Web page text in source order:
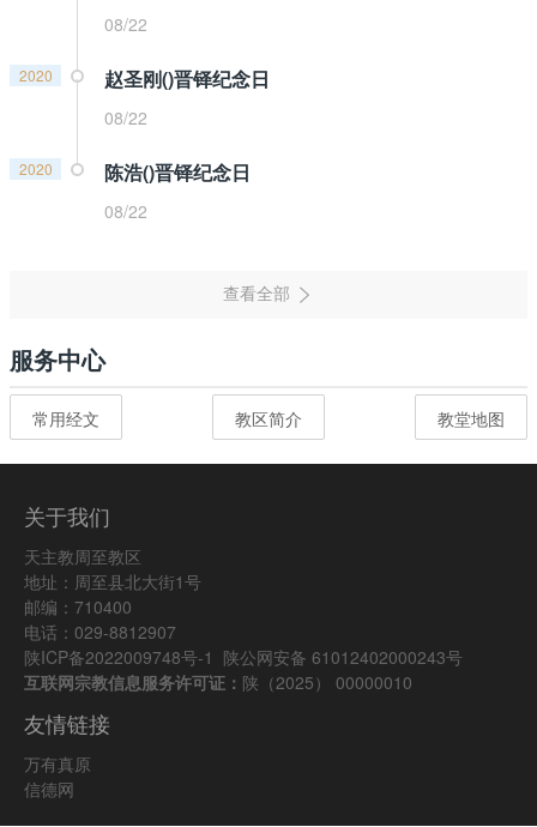
08/22
2020 赵圣刚()晋铎纪念日
08/22
2020 陈浩()晋铎纪念日
08/22
服务中心
常用经文 教区简介 教堂地图
关于我们
天主教周至教区
地址：周至县北大街1号
邮编：710400
电话：029-8812907
陕ICP备2022009748号-1 陕公网安备 61012402000243号
互联网宗教信息服务许可证： 陕（2025） 00000010
友情链接
万有真原
信德网